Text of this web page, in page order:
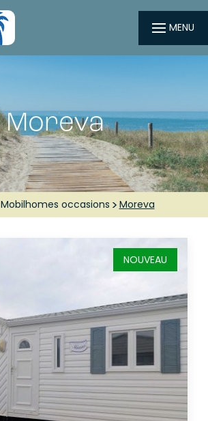
MENU
Moreva
Mobilhomes occasions Moreva
NOUVEAU